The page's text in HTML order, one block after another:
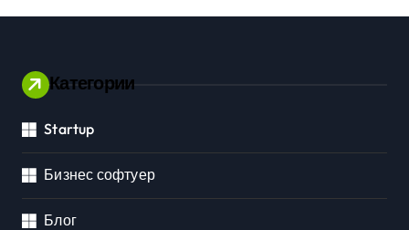
Категории
Startup
Бизнес софтуер
Блог